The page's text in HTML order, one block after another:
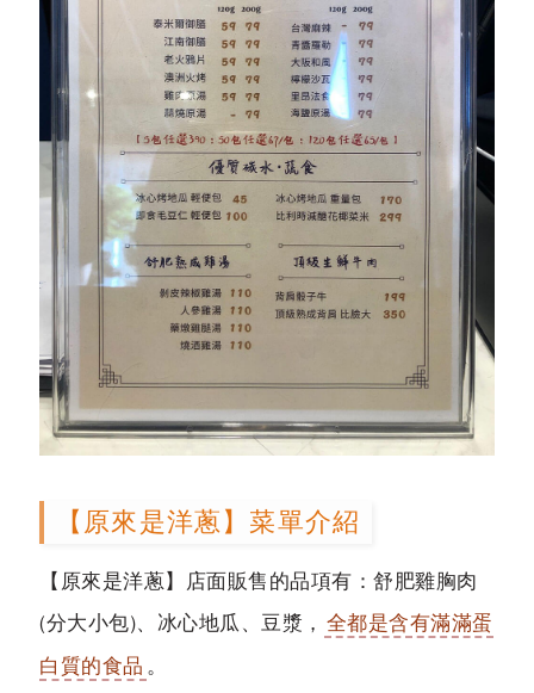
【原來是洋蔥】菜單介紹
【原來是洋蔥】店面販售的品項有：舒肥雞胸肉
(分大小包)、冰心地瓜、豆漿， 全都是含有滿滿蛋
白質的食品 。